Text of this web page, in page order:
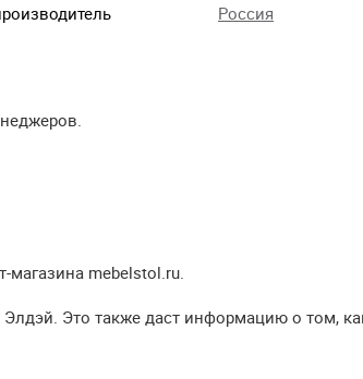
Россия
mebelstol.ru.
Это также даст информацию о том,